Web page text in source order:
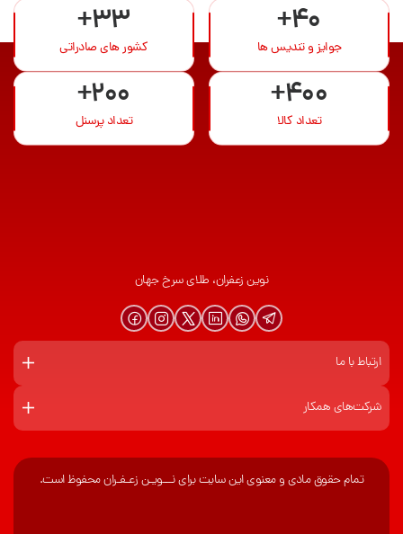
+40
جوایز و تندیس ها
+33
کشور های صادراتی
+400
تعداد کالا
+200
تعداد پرسنل
نوین زعفران، طلای سرخ جهان
ارتباط با ما
شرکت‌های همکار
تمام حقوق مادی و معنوی این سایت برای نـــویـن زعـفـران محفوظ است.